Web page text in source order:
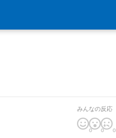
みんなの反応
0 0 0